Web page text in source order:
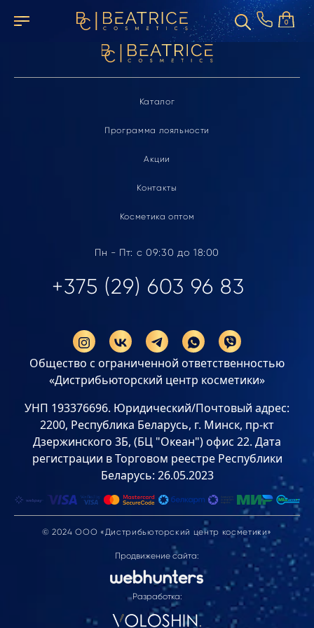
0
Элемент не найден
Каталог
Программа лояльности
Акции
Контакты
Косметика оптом
Пн - Пт: с 09:30 до 18:00
+375 (29) 603 96 83
Общество с ограниченной ответственностью
«Дистрибьюторский центр косметики»
УНП 193376696. Юридический/Почтовый адрес:
2200, Республика Беларусь, г. Минск, пр-кт
Дзержинского 3Б, (БЦ "Океан") офис 22. Дата
регистрации в Торговом реестре Республики
Беларусь: 26.05.2023
© 2024 ООО «Дистрибьюторский центр косметики»
Продвижение сайта:
Разработка: